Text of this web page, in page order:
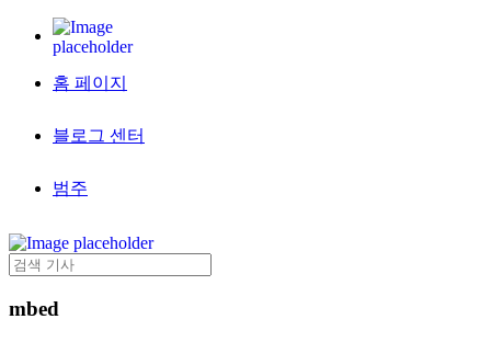
홈 페이지
블로그 센터
범주
mbed